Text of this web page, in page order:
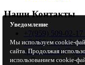
Наши Контакты
+7(959) 509-02-
+7(959) 110-45-
г. Луганск, ул.
Уведомление
Мы используем cookie-
сайта. Продолжая
использованием cookie-